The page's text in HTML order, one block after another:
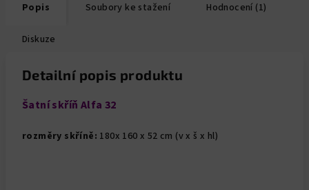
Popis Soubory ke stažení Hodnocení (1)
Diskuze
Detailní popis produktu
Šatní skříň Alfa 32
rozměry skříně: 180x 160 x 52 cm (v x š x hl)